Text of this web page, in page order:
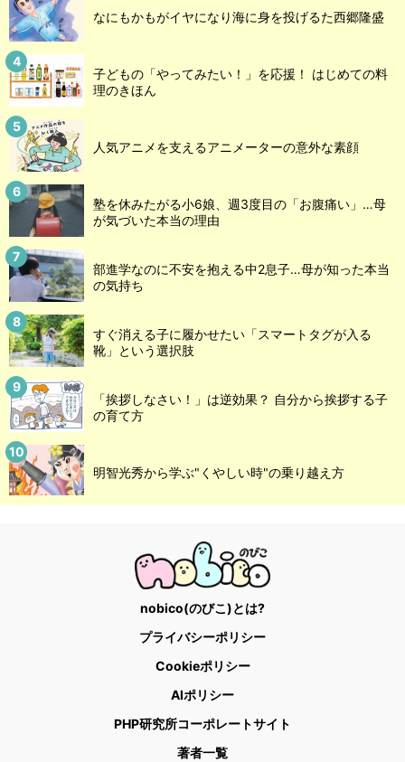
なにもかもがイヤになり海に身を投げるた西郷隆盛
子どもの「やってみたい！」を応援！ はじめての料
理のきほん
人気アニメを支えるアニメーターの意外な素顔
塾を休みたがる小6娘、週3度目の「お腹痛い」…母
が気づいた本当の理由
部進学なのに不安を抱える中2息子…母が知った本当
の気持ち
すぐ消える子に履かせたい「スマートタグが入る
靴」という選択肢
「挨拶しなさい！」は逆効果？ 自分から挨拶する子
の育て方
明智光秀から学ぶ"くやしい時"の乗り越え方
nobico(のびこ)とは?
プライバシーポリシー
Cookieポリシー
AIポリシー
PHP研究所コーポレートサイト
著者一覧